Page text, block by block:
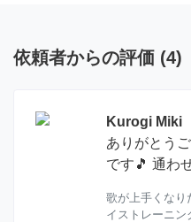
依頼者からの評価 (4)
Kurogi Miki
ありがとう
です🎵 通わ
歌が上手くなり
イストレーニン